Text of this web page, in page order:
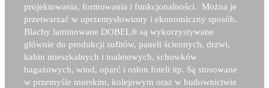
projektowania, formowania i funkcjonalności. Można je
przetwarzać w uprzemysłowiony i ekonomiczny sposób.
Blachy laminowane DOBEL®są wykorzystywane
głównie do produkcji sufitów, paneli ściennych, drzwi,
kabin mieszkalnych i toaletowych, schowków
bagażowych, wind, oparć i osłon foteli itp. Są stosowane
w przemyśle morskim, kolejowym oraz w budownictwie